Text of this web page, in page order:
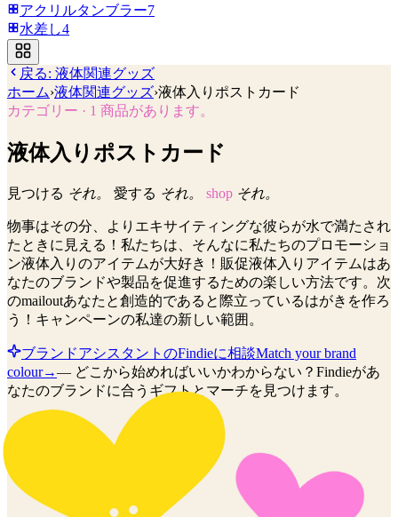
アクリルタンブラー7
水差し4
戻る: 液体関連グッズ
ホーム›液体関連グッズ›液体入りポストカード
カテゴリー · 1 商品があります。
液体入りポストカード
見つける それ。 愛する それ。 shop それ。
物事はその分、よりエキサイティングな彼らが水で満たされ
たときに見える！私たちは、そんなに私たちのプロモーショ
ン液体入りのアイテムが大好き！販促液体入りアイテムはあ
なたのブランドや製品を促進するための楽しい方法です。次
のmailoutあなたと創造的であると際立っているはがきを作ろ
う！キャンペーンの私達の新しい範囲。
ブランドアシスタントのFindieに相談Match your brand
colour→— どこから始めればいいかわからない？Findieがあ
なたのブランドに合うギフトとマーチを見つけます。